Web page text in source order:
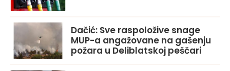
Dačić: Sve raspoložive snage
MUP-a angažovane na gašenju
požara u Deliblatskoj peščari